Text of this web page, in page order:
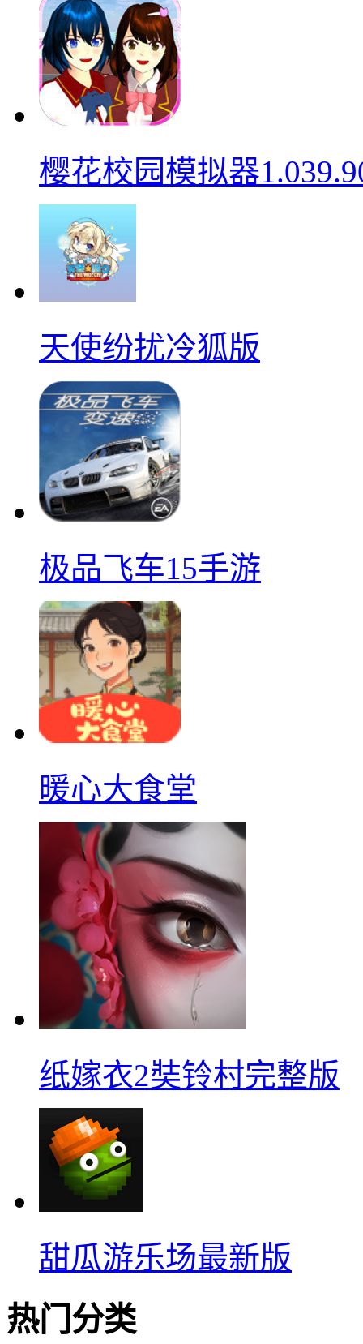
樱花校园模拟器
天使纷扰冷狐版
极品飞车15手游
暖心大食堂
纸嫁衣2奘铃村完整版
甜瓜游乐场最新版
热门分类